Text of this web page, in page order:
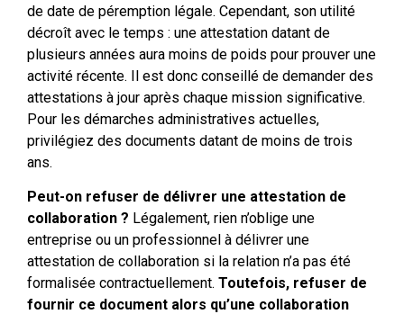
de date de péremption légale. Cependant, son utilité
décroît avec le temps : une attestation datant de
plusieurs années aura moins de poids pour prouver une
activité récente. Il est donc conseillé de demander des
attestations à jour après chaque mission significative.
Pour les démarches administratives actuelles,
privilégiez des documents datant de moins de trois
ans.
Peut-on refuser de délivrer une attestation de
collaboration ? Légalement, rien n’oblige une
entreprise ou un professionnel à délivrer une
attestation de collaboration si la relation n’a pas été
formalisée contractuellement. Toutefois, refuser de
fournir ce document alors qu’une collaboration